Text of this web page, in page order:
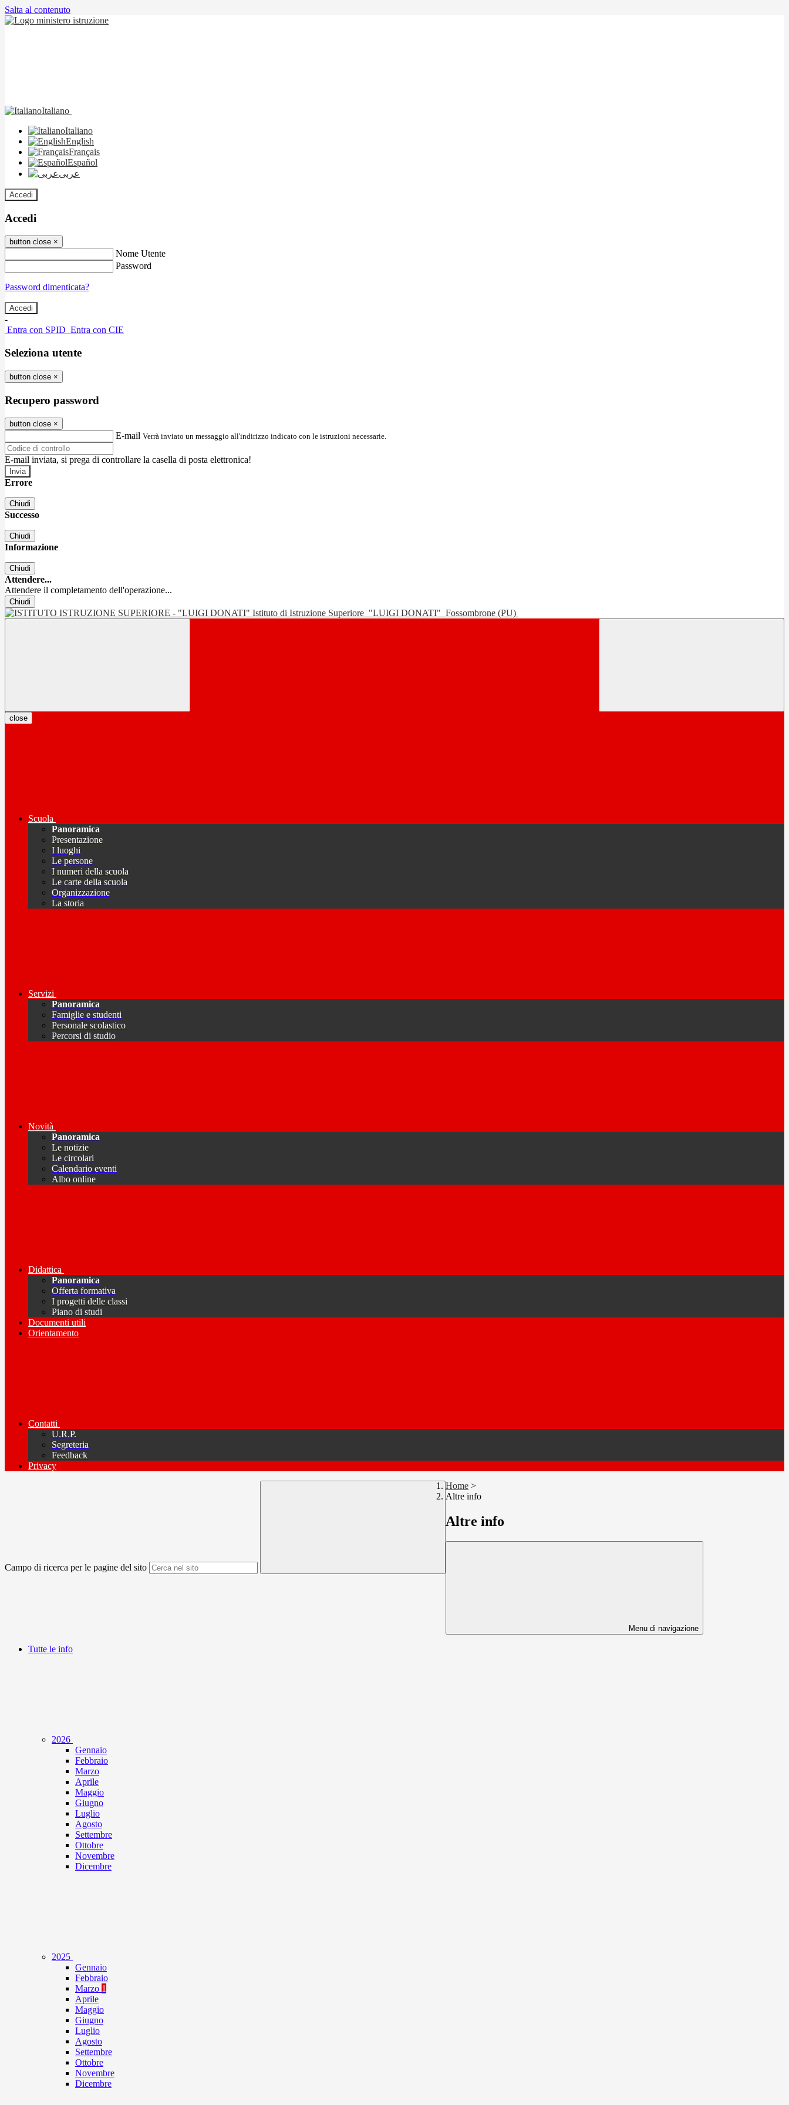
Salta al contenuto
Italiano
Italiano
English
Français
Español
عربى
Accedi
Accedi
button close ×
Nome Utente
Password
Password dimenticata?
-
Entra con SPID Entra con CIE
Seleziona utente
button close ×
Recupero password
button close ×
E-mail Verrà inviato un messaggio all'indirizzo indicato con le istruzioni necessarie.
E-mail inviata, si prega di controllare la casella di posta elettronica!
Errore
Chiudi
Successo
Chiudi
Informazione
Chiudi
Attendere...
Attendere il completamento dell'operazione...
Chiudi
Istituto di Istruzione Superiore "LUIGI DONATI" Fossombrone (PU)
close
Scuola
Panoramica
Presentazione
I luoghi
Le persone
I numeri della scuola
Le carte della scuola
Organizzazione
La storia
Servizi
Panoramica
Famiglie e studenti
Personale scolastico
Percorsi di studio
Novità
Panoramica
Le notizie
Le circolari
Calendario eventi
Albo online
Didattica
Panoramica
Offerta formativa
I progetti delle classi
Piano di studi
Documenti utili
Orientamento
Contatti
U.R.P.
Segreteria
Feedback
Privacy
Campo di ricerca per le pagine del sito
Home >
Altre info
Altre info
Menu di navigazione
Tutte le info
2026
Gennaio
Febbraio
Marzo
Aprile
Maggio
Giugno
Luglio
Agosto
Settembre
Ottobre
Novembre
Dicembre
2025
Gennaio
Febbraio
Marzo 1
Aprile
Maggio
Giugno
Luglio
Agosto
Settembre
Ottobre
Novembre
Dicembre